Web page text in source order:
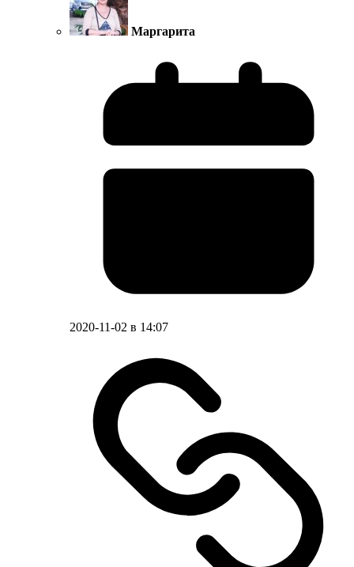
Маргарита
2020-11-02 в 14:07